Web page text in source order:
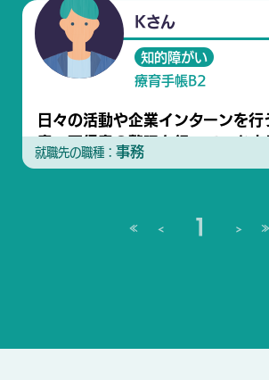
Kさん
知的障がい
療育手帳B2
日々の活動や企業インターンを行
意・不得意の整理を行っていきま
就職先の職種： 事務
≪ < 1 > ≫